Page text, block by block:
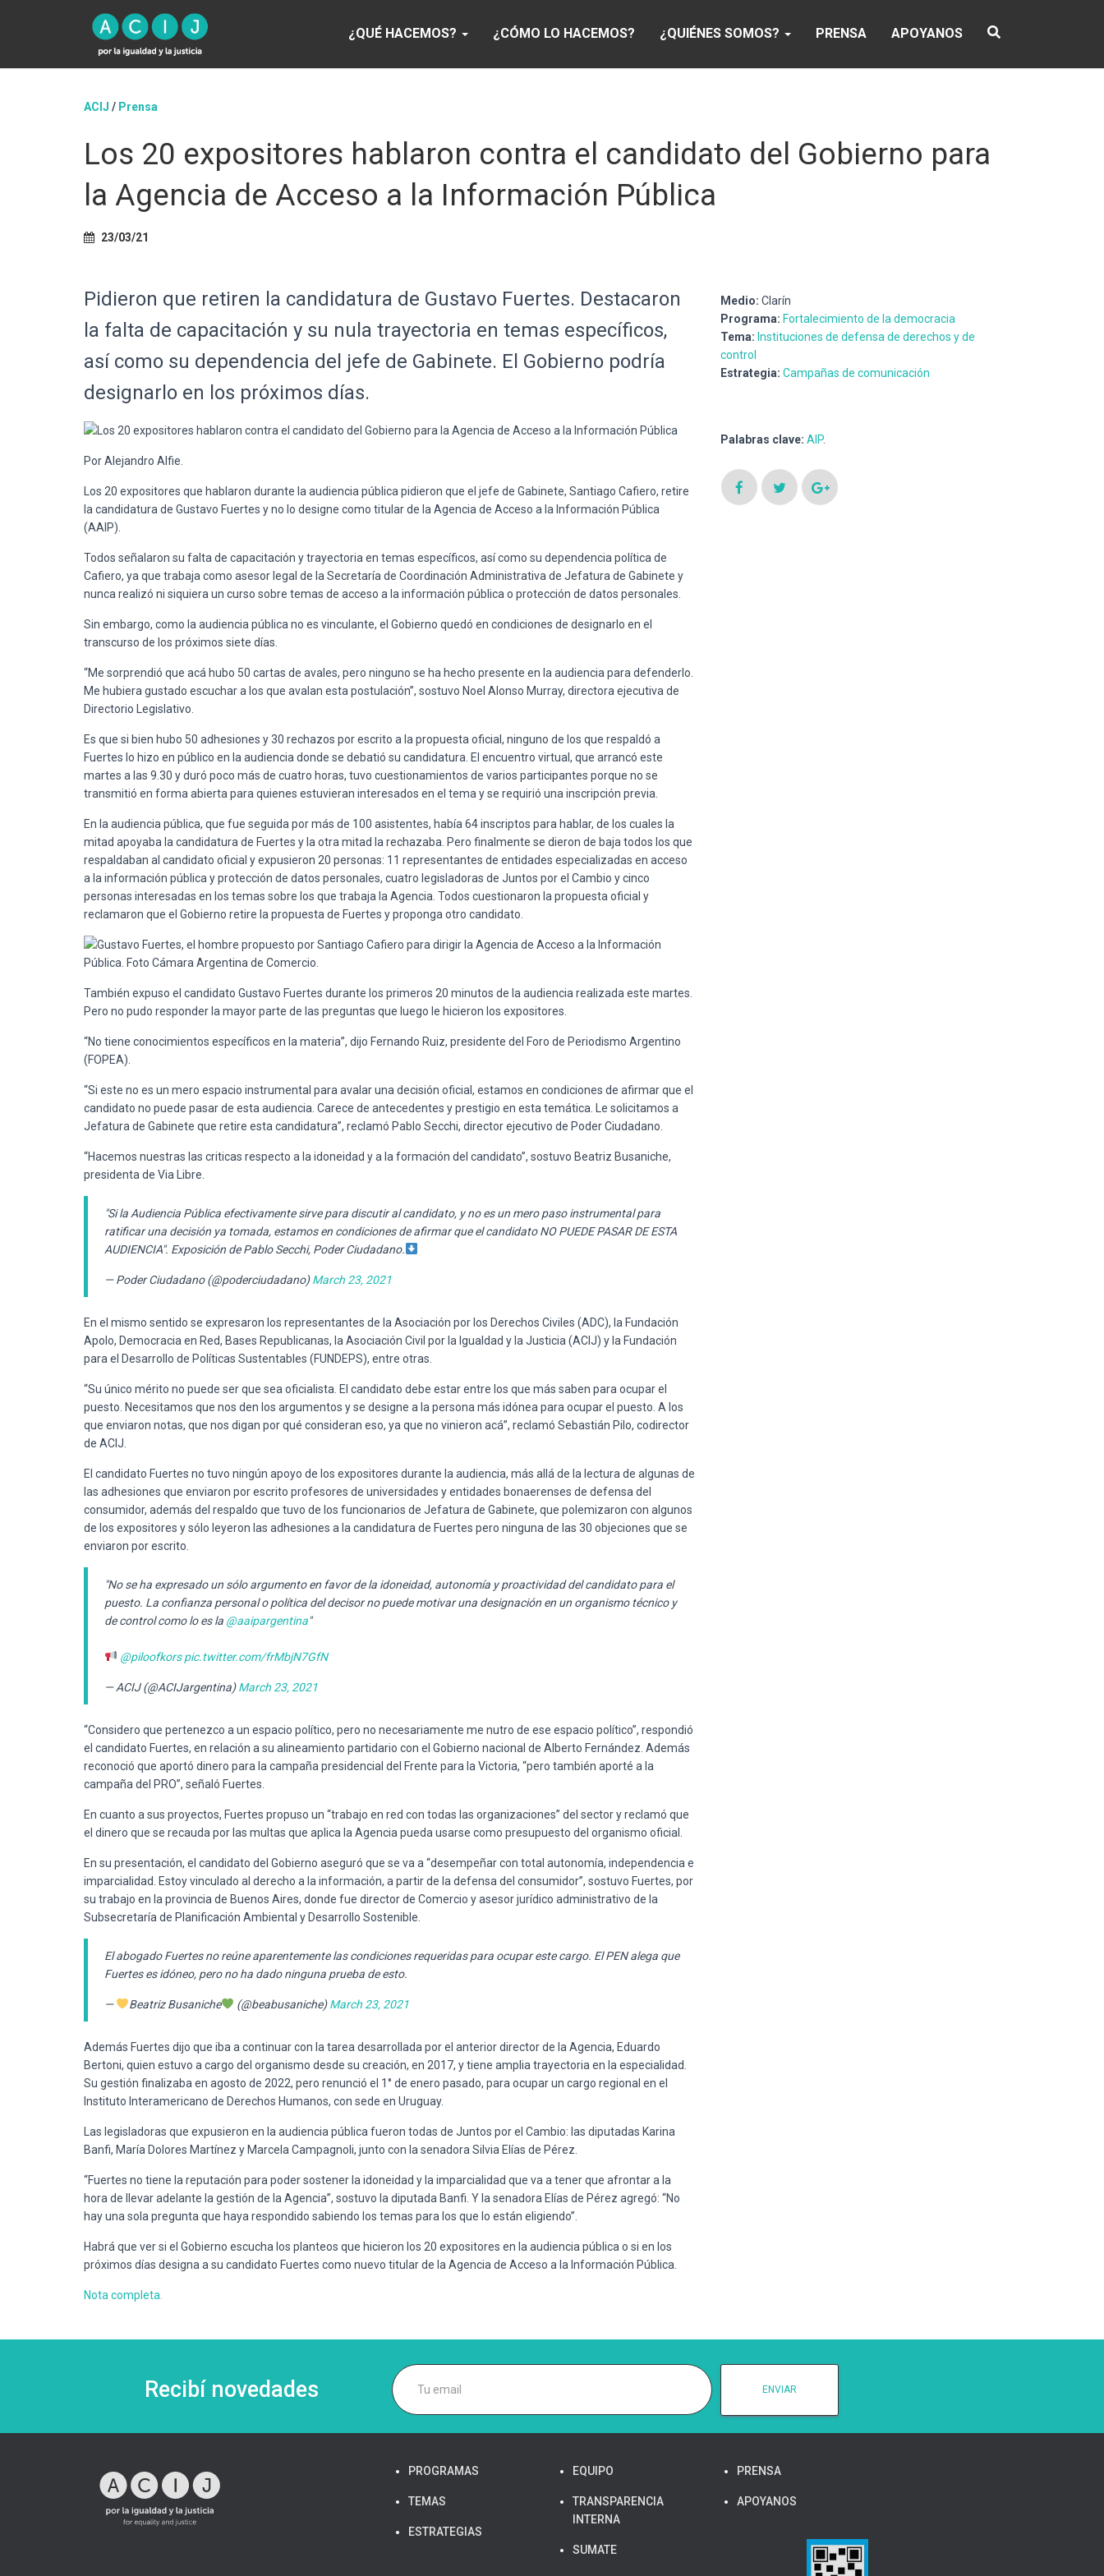
¿QUÉ HACEMOS? ¿CÓMO LO HACEMOS? ¿QUIÉNES SOMOS? PRENSA APOYANOS
ACIJ / Prensa
Los 20 expositores hablaron contra el candidato del Gobierno para
la Agencia de Acceso a la Información Pública
23/03/21
Pidieron que retiren la candidatura de Gustavo Fuertes. Destacaron
la falta de capacitación y su nula trayectoria en temas específicos,
así como su dependencia del jefe de Gabinete. El Gobierno podría
designarlo en los próximos días.
Por Alejandro Alfie.
Los 20 expositores que hablaron durante la audiencia pública pidieron que el jefe de Gabinete, Santiago Cafiero, retire
la candidatura de Gustavo Fuertes y no lo designe como titular de la Agencia de Acceso a la Información Pública
(AAIP).
Todos señalaron su falta de capacitación y trayectoria en temas específicos, así como su dependencia política de
Cafiero, ya que trabaja como asesor legal de la Secretaría de Coordinación Administrativa de Jefatura de Gabinete y
nunca realizó ni siquiera un curso sobre temas de acceso a la información pública o protección de datos personales.
Sin embargo, como la audiencia pública no es vinculante, el Gobierno quedó en condiciones de designarlo en el
transcurso de los próximos siete días.
“Me sorprendió que acá hubo 50 cartas de avales, pero ninguno se ha hecho presente en la audiencia para defenderlo.
Me hubiera gustado escuchar a los que avalan esta postulación”, sostuvo Noel Alonso Murray, directora ejecutiva de
Directorio Legislativo.
Es que si bien hubo 50 adhesiones y 30 rechazos por escrito a la propuesta oficial, ninguno de los que respaldó a
Fuertes lo hizo en público en la audiencia donde se debatió su candidatura. El encuentro virtual, que arrancó este
martes a las 9.30 y duró poco más de cuatro horas, tuvo cuestionamientos de varios participantes porque no se
transmitió en forma abierta para quienes estuvieran interesados en el tema y se requirió una inscripción previa.
En la audiencia pública, que fue seguida por más de 100 asistentes, había 64 inscriptos para hablar, de los cuales la
mitad apoyaba la candidatura de Fuertes y la otra mitad la rechazaba. Pero finalmente se dieron de baja todos los que
respaldaban al candidato oficial y expusieron 20 personas: 11 representantes de entidades especializadas en acceso
a la información pública y protección de datos personales, cuatro legisladoras de Juntos por el Cambio y cinco
personas interesadas en los temas sobre los que trabaja la Agencia. Todos cuestionaron la propuesta oficial y
reclamaron que el Gobierno retire la propuesta de Fuertes y proponga otro candidato.
También expuso el candidato Gustavo Fuertes durante los primeros 20 minutos de la audiencia realizada este martes.
Pero no pudo responder la mayor parte de las preguntas que luego le hicieron los expositores.
“No tiene conocimientos específicos en la materia”, dijo Fernando Ruiz, presidente del Foro de Periodismo Argentino
(FOPEA).
“Si este no es un mero espacio instrumental para avalar una decisión oficial, estamos en condiciones de afirmar que el
candidato no puede pasar de esta audiencia. Carece de antecedentes y prestigio en esta temática. Le solicitamos a
Jefatura de Gabinete que retire esta candidatura”, reclamó Pablo Secchi, director ejecutivo de Poder Ciudadano.
“Hacemos nuestras las criticas respecto a la idoneidad y a la formación del candidato”, sostuvo Beatriz Busaniche,
presidenta de Via Libre.
"Si la Audiencia Pública efectivamente sirve para discutir al candidato, y no es un mero paso instrumental para
ratificar una decisión ya tomada, estamos en condiciones de afirmar que el candidato NO PUEDE PASAR DE ESTA
AUDIENCIA". Exposición de Pablo Secchi, Poder Ciudadano.
— Poder Ciudadano (@poderciudadano)March 23, 2021
En el mismo sentido se expresaron los representantes de la Asociación por los Derechos Civiles (ADC), la Fundación
Apolo, Democracia en Red, Bases Republicanas, la Asociación Civil por la Igualdad y la Justicia (ACIJ) y la Fundación
para el Desarrollo de Políticas Sustentables (FUNDEPS), entre otras.
“Su único mérito no puede ser que sea oficialista. El candidato debe estar entre los que más saben para ocupar el
puesto. Necesitamos que nos den los argumentos y se designe a la persona más idónea para ocupar el puesto. A los
que enviaron notas, que nos digan por qué consideran eso, ya que no vinieron acá”, reclamó Sebastián Pilo, codirector
de ACIJ.
El candidato Fuertes no tuvo ningún apoyo de los expositores durante la audiencia, más allá de la lectura de algunas de
las adhesiones que enviaron por escrito profesores de universidades y entidades bonaerenses de defensa del
consumidor, además del respaldo que tuvo de los funcionarios de Jefatura de Gabinete, que polemizaron con algunos
de los expositores y sólo leyeron las adhesiones a la candidatura de Fuertes pero ninguna de las 30 objeciones que se
enviaron por escrito.
"No se ha expresado un sólo argumento en favor de la idoneidad, autonomía y proactividad del candidato para el
puesto. La confianza personal o política del decisor no puede motivar una designación en un organismo técnico y
de control como lo es la @aaipargentina"
@piloofkors pic.twitter.com/frMbjN7GfN
— ACIJ (@ACIJargentina)March 23, 2021
“Considero que pertenezco a un espacio político, pero no necesariamente me nutro de ese espacio político”, respondió
el candidato Fuertes, en relación a su alineamiento partidario con el Gobierno nacional de Alberto Fernández. Además
reconoció que aportó dinero para la campaña presidencial del Frente para la Victoria, “pero también aporté a la
campaña del PRO”, señaló Fuertes.
En cuanto a sus proyectos, Fuertes propuso un “trabajo en red con todas las organizaciones” del sector y reclamó que
el dinero que se recauda por las multas que aplica la Agencia pueda usarse como presupuesto del organismo oficial.
En su presentación, el candidato del Gobierno aseguró que se va a “desempeñar con total autonomía, independencia e
imparcialidad. Estoy vinculado al derecho a la información, a partir de la defensa del consumidor”, sostuvo Fuertes, por
su trabajo en la provincia de Buenos Aires, donde fue director de Comercio y asesor jurídico administrativo de la
Subsecretaría de Planificación Ambiental y Desarrollo Sostenible.
El abogado Fuertes no reúne aparentemente las condiciones requeridas para ocupar este cargo. El PEN alega que
Fuertes es idóneo, pero no ha dado ninguna prueba de esto.
— Beatriz Busaniche (@beabusaniche)March 23, 2021
Además Fuertes dijo que iba a continuar con la tarea desarrollada por el anterior director de la Agencia, Eduardo
Bertoni, quien estuvo a cargo del organismo desde su creación, en 2017, y tiene amplia trayectoria en la especialidad.
Su gestión finalizaba en agosto de 2022, pero renunció el 1° de enero pasado, para ocupar un cargo regional en el
Instituto Interamericano de Derechos Humanos, con sede en Uruguay.
Las legisladoras que expusieron en la audiencia pública fueron todas de Juntos por el Cambio: las diputadas Karina
Banfi, María Dolores Martínez y Marcela Campagnoli, junto con la senadora Silvia Elías de Pérez.
“Fuertes no tiene la reputación para poder sostener la idoneidad y la imparcialidad que va a tener que afrontar a la
hora de llevar adelante la gestión de la Agencia”, sostuvo la diputada Banfi. Y la senadora Elías de Pérez agregó: “No
hay una sola pregunta que haya respondido sabiendo los temas para los que lo están eligiendo”.
Habrá que ver si el Gobierno escucha los planteos que hicieron los 20 expositores en la audiencia pública o si en los
próximos días designa a su candidato Fuertes como nuevo titular de la Agencia de Acceso a la Información Pública.
Nota completa.
Medio: Clarín
Programa: Fortalecimiento de la democracia
Tema: Instituciones de defensa de derechos y de
control
Estrategia: Campañas de comunicación
Palabras clave: AIP.
Recibí novedades
PROGRAMAS
TEMAS
ESTRATEGIAS
EQUIPO
TRANSPARENCIA
INTERNA
SUMATE
PRENSA
APOYANOS